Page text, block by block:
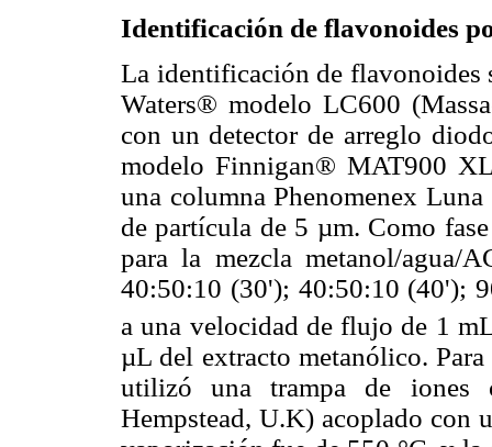
Identificación de flavonoides
La identificación de flavonoides
Waters® modelo LC600
con un detector de arreglo
modelo Finnigan® MAT900
una columna Phenomenex
de partícula de 5 µm. Como
para la mezcla metanol/
40:50:10 (30'); 40:50:10 (40');
a una velocidad de flujo de 1
µL del extracto metanólico. Para
utilizó una trampa de iones
Hempstead, U.K) acoplado con